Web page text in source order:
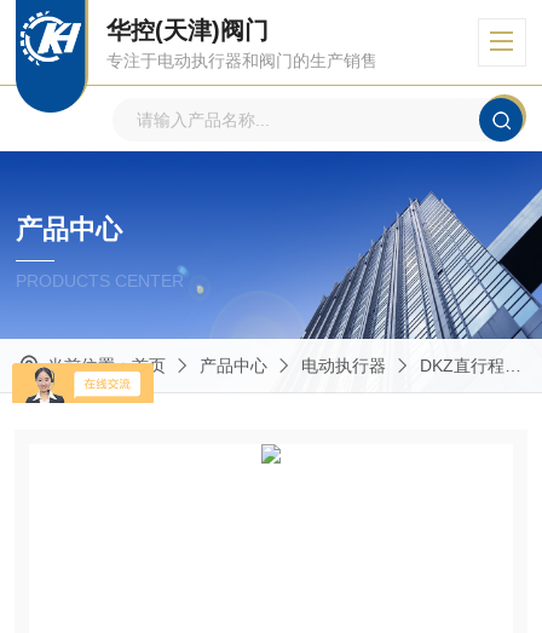
华控(天津)阀门
专注于电动执行器和阀门的生产销售
产品中心
PRODUCTS CENTER
当前位置：首页 产品中心 电动执行器 DKZ直行程电动执行器